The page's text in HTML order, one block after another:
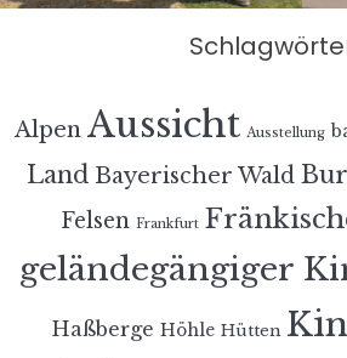
Alpen Aussicht Ausstellung
Land Bayerischer Wald
Felsen Frankfurt
geländegängiger
Haßberge Höhle Hütten